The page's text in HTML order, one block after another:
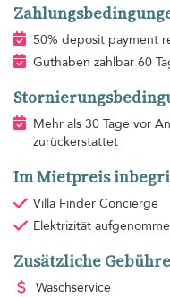
50% deposit payment
Guthaben zahlbar 60
Mehr als 30 Tage vor
zurückerstattet
Im Mietpreis
Villa Finder Concierge
Elektrizität
Zusätzliche
Waschservice